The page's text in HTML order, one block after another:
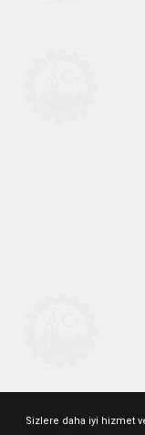
Sizlere daha iyi hizmet